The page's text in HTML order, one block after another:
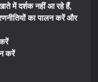
में दर्शक नहीं आ रहे हैं,
का पालन करें और
करें